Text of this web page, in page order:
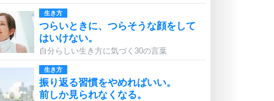
生き方
つらいときに、つらそうな顔をして
はいけない。
自分らしい生き方に気づく30の言葉
生き方
振り返る習慣をやめればいい。
前しか見られなくなる。